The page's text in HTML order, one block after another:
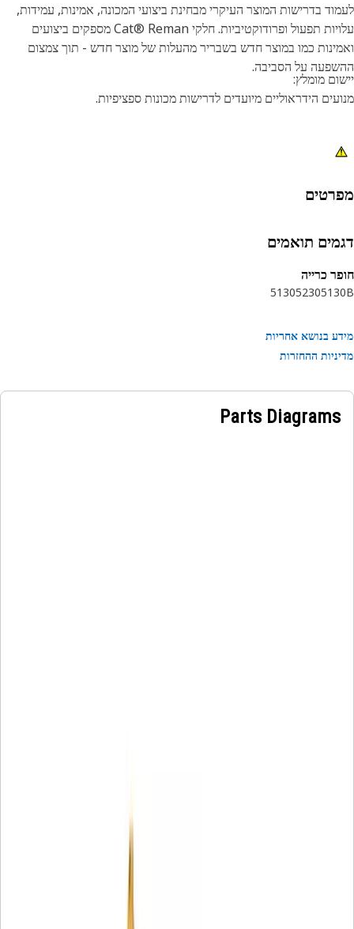
בדרישות המוצר העיקרי מבחינת ביצועי המכונה, אמינות, עמידות,
עלויות תפעול ופרודוקטיביות. חלקי Cat®‎ Reman מספקים ביצועים
כמו במוצר חדש בשבריר מהעלות של מוצר חדש - תוך צמצום
על הסביבה.
מומלץ:
הידראוליים מיועדים לדרישות מכונות ספציפיות.
תואמים
כרייה
5230
5130
בנושא אחריות
ההחזרות
Parts Diagrams